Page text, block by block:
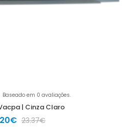
Baseado em 0 avaliações.
| Cinza Claro
23.37€